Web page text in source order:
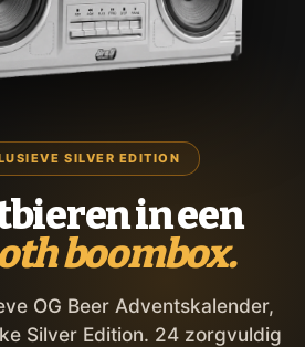
SILVER EDITION
in een
boombox.
OG Beer Adventskalender,
Silver Edition. 24 zorgvuldig